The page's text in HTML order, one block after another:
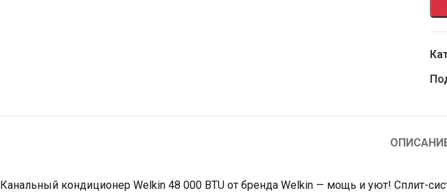
Канальный кондиционер Welkin 48 000 BTU от бренда Welkin — мощь и уют! Сплит-